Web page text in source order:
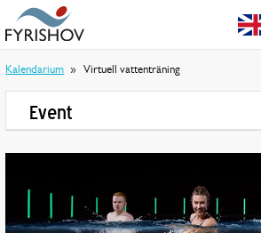
Kalendarium Virtuell vattenträning
Event